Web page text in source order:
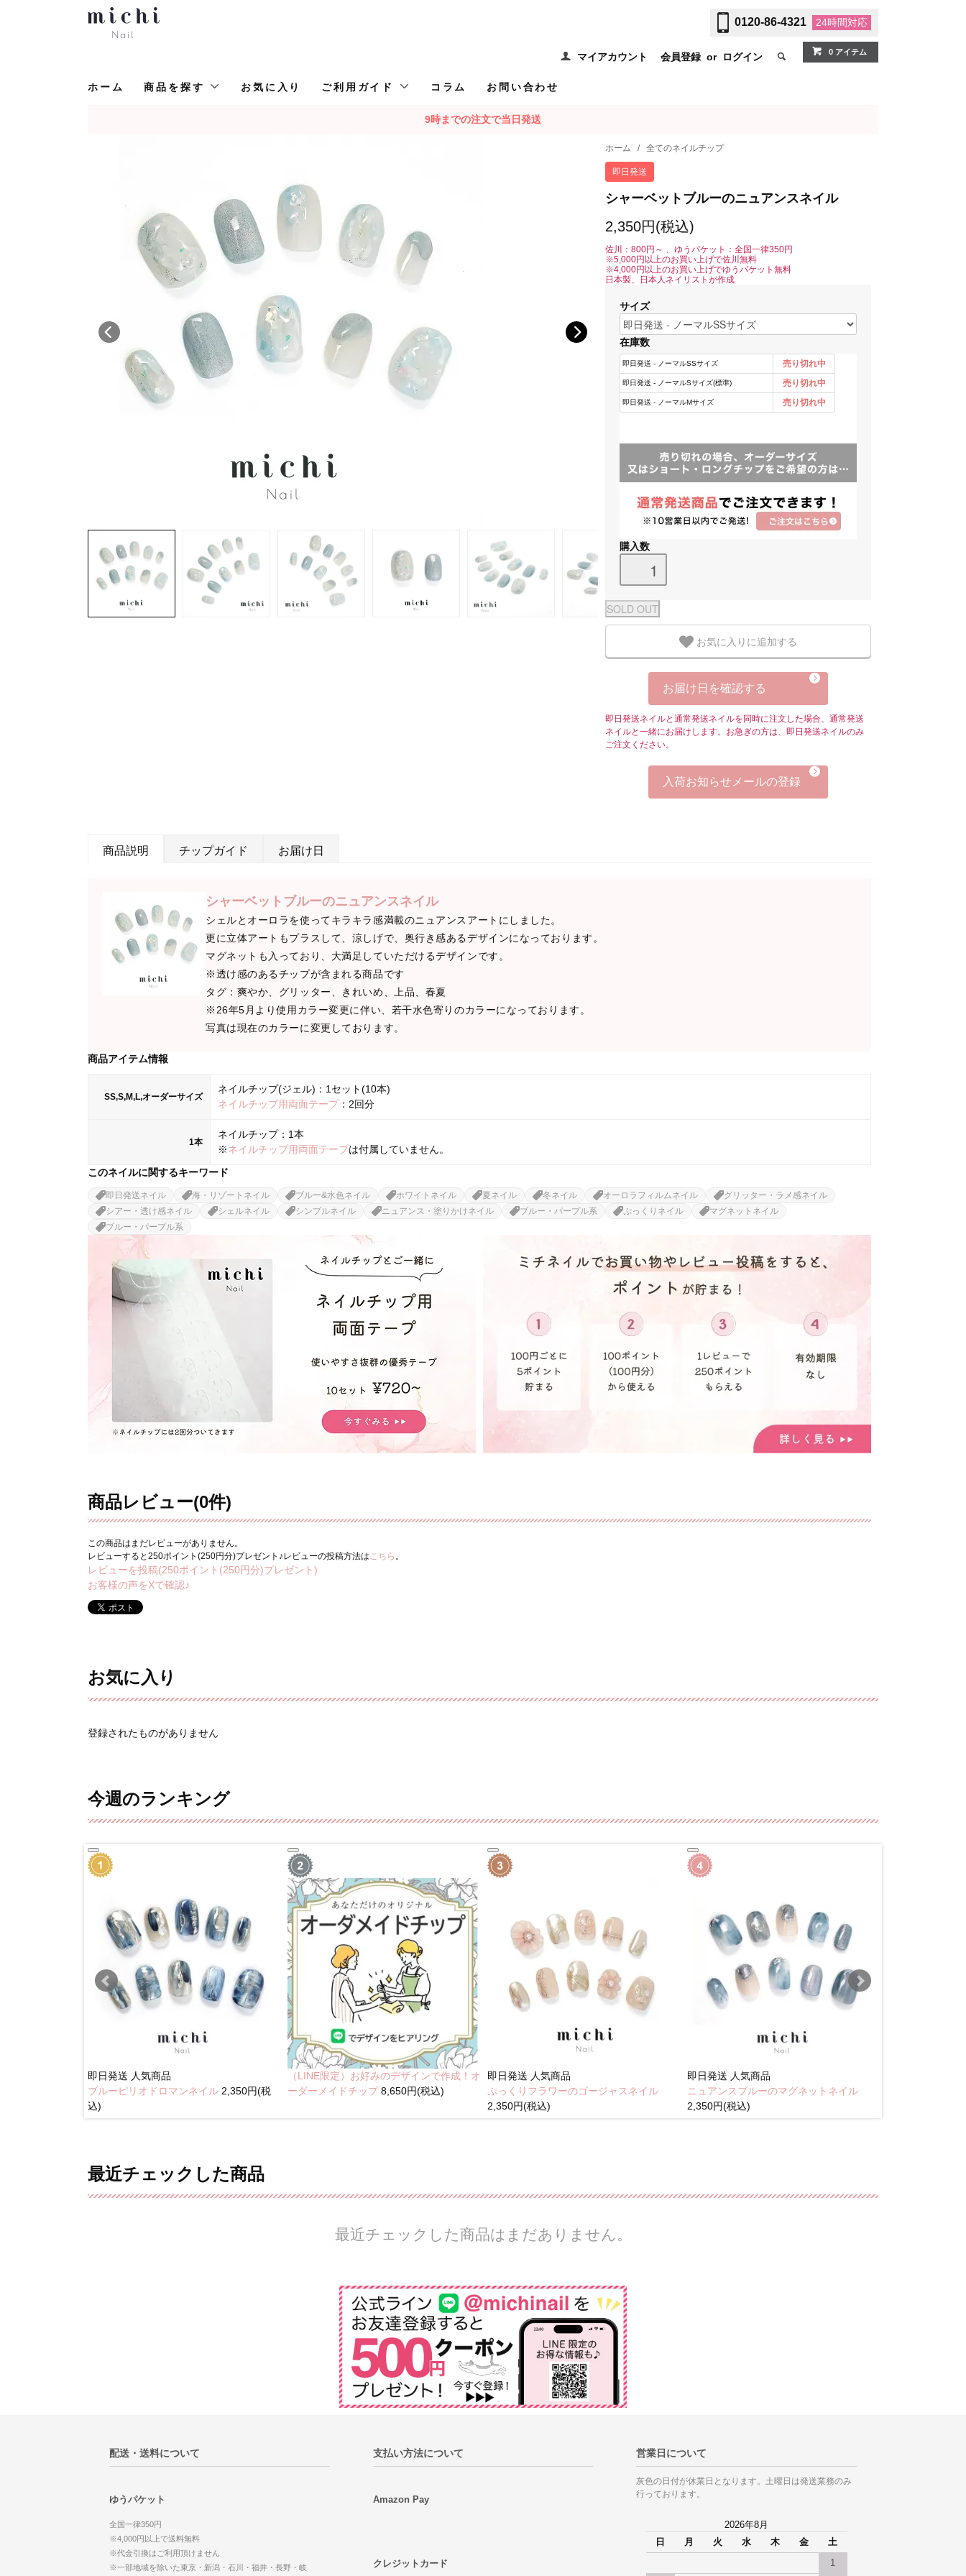
0120-86-4321 24時間対応
マイアカウント 会員登録 or ログイン 0 アイテム
ホーム 商品を探す お気に入り ご利用ガイド コラム お問い合わせ
9時までの注文で当日発送
ホーム / 全てのネイルチップ
即日発送
シャーベットブルーのニュアンスネイル
2,350円(税込)
佐川：800円～ 、ゆうパケット：全国一律350円
※5,000円以上のお買い上げで佐川無料
※4,000円以上のお買い上げでゆうパケット無料
日本製、日本人ネイリストが作成
サイズ
在庫数
購入数
お気に入りに追加する
お届け日を確認する
即日発送ネイルと通常発送ネイルを同時に注文した場合、通常発送
ネイルと一緒にお届けします。お急ぎの方は、即日発送ネイルのみ
ご注文ください。
入荷お知らせメールの登録
商品説明 チップガイド お届け日
シャーベットブルーのニュアンスネイル
シェルとオーロラを使ってキラキラ感満載のニュアンスアートにしました。
更に立体アートもプラスして、涼しげで、奥行き感あるデザインになっております。
マグネットも入っており、大満足していただけるデザインです。
※透け感のあるチップが含まれる商品です
タグ：爽やか、グリッター、きれいめ、上品、春夏
※26年5月より使用カラー変更に伴い、若干水色寄りのカラーになっております。
写真は現在のカラーに変更しております。
商品アイテム情報
SS,S,M,L,オーダーサイズ
ネイルチップ(ジェル)：1セット(10本)
ネイルチップ用両面テープ：2回分
1本
ネイルチップ：1本
※ネイルチップ用両面テープは付属していません。
このネイルに関するキーワード
即日発送ネイル 海・リゾートネイル ブルー&水色ネイル ホワイトネイル 夏ネイル 冬ネイル オーロラフィルムネイル
グリッター・ラメ感ネイル
シアー・透け感ネイル
シェルネイル シンプルネイル ニュアンス・塗りかけネイル ブルー・パープル系 ぷっくりネイル
マグネットネイル
ブルー・パープル系
商品レビュー(0件)
この商品はまだレビューがありません。
レビューすると250ポイント(250円分)プレゼント♪レビューの投稿方法は こちら 。
レビューを投稿(250ポイント(250円分)プレゼント)
お客様の声をXで確認♪
お気に入り
登録されたものがありません
今週のランキング
即日発送 人気商品
ブルーピリオドロマンネイル 2,350円(税
込)
（LINE限定）お好みのデザインで作成！オ
ーダーメイドチップ8,650円(税込)
即日発送 人気商品
ぷっくりフラワーのゴージャスネイル
2,350円(税込)
即日発送 人気商品
ニュアンスブルーのマグネットネイル
2,350円(税込)
最近チェックした商品
最近チェックした商品はまだありません。
配送・送料について
ゆうパケット
全国一律350円
※4,000円以上で送料無料
※代金引換はご利用頂けません
※一部地域を除いた東京・新潟・石川・福井・長野・岐
支払い方法について
Amazon Pay
クレジットカード
営業日について
灰色の日付が休業日となります。土曜日は発送業務のみ
行っております。
2026年8月
日
月 火 水 木 金 土
1